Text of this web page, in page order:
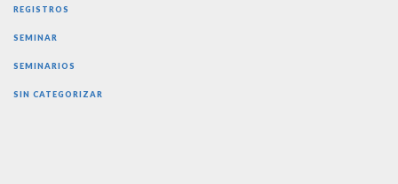
REGISTROS
SEMINAR
SEMINARIOS
SIN CATEGORIZAR